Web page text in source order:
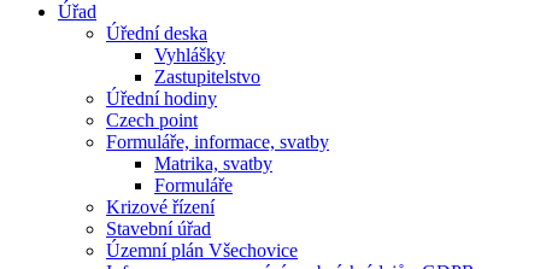
Úřad
Úřední deska
Vyhlášky
Zastupitelstvo
Úřední hodiny
Czech point
Formuláře, informace, svatby
Matrika, svatby
Formuláře
Krizové řízení
Stavební úřad
Územní plán Všechovice